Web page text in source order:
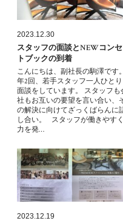
2023.12.30
スタッフの面談とNEWコン
トブックの到着
こんにちは、副社長の駒澤です
年2回、若手スタッフ一人ひとり
面談をしています。 スタッフも
社もお互いの要望を言い合い、
の解決に向けてざっくばらんに
し合い。 スタッフが働きやすく
力を発…
2023.12.19